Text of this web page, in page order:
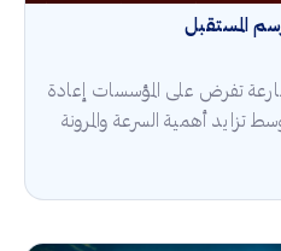
المستقبل
تفرض على المؤسسات إعادة
تزايد أهمية السرعة والمرونة